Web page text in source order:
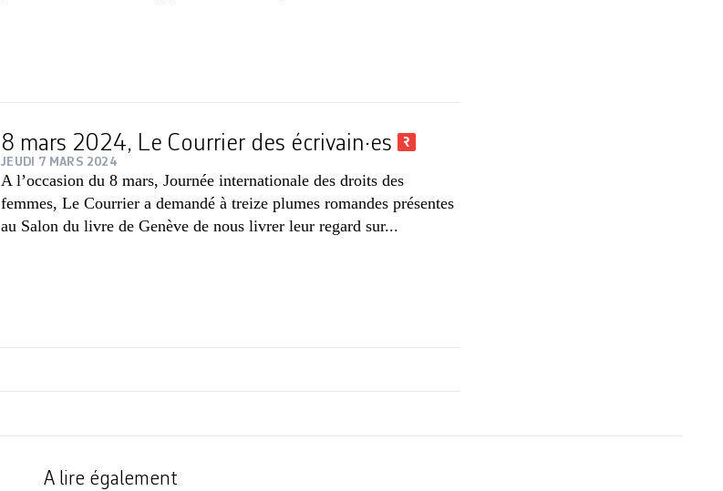
8 mars 2024, Le Courrier des écrivain·es
JEUDI 7 MARS 2024
A l’occasion du 8 mars, Journée internationale des droits des
femmes, Le Courrier a demandé à treize plumes romandes présentes
au Salon du livre de Genève de nous livrer leur regard sur...
A lire également